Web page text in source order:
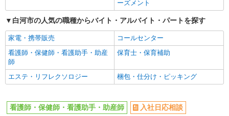
ーズメント
白河市の人気の職種からバイト・アルバイト・パートを探す
家電・携帯販売
コールセンター
看護師・保健師・看護助手・助産
師
保育士・保育補助
エステ・リフレクソロジー 梱包・仕分け・ピッキング
看護師・保健師・看護助手・助産師
入社日応相談